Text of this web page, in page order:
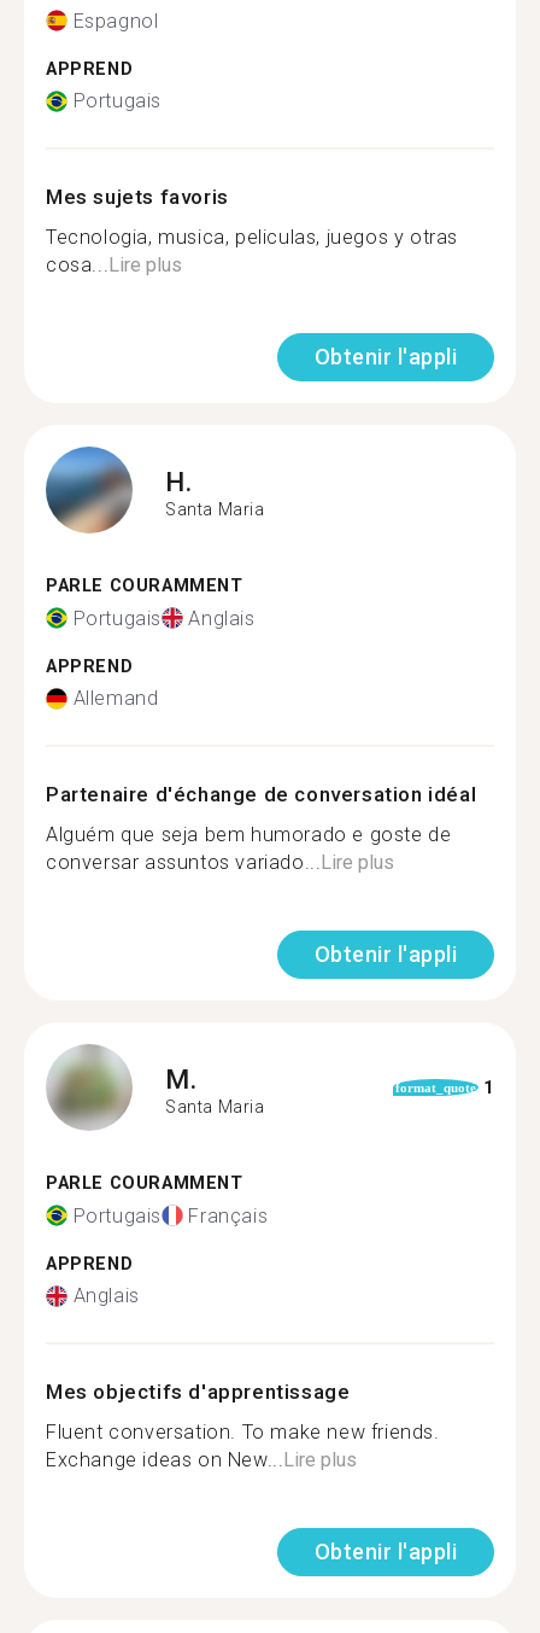
Espagnol
APPREND
Portugais
Mes sujets favoris
Tecnologia, musica, peliculas, juegos y otras
cosa...Lire plus
Obtenir l'appli
H.
Santa Maria
PARLE COURAMMENT
Portugais Anglais
APPREND
Allemand
Partenaire d'échange de conversation idéal
Alguém que seja bem humorado e goste de
conversar assuntos variado...Lire plus
Obtenir l'appli
M.
Santa Maria
format_quote 1
PARLE COURAMMENT
Portugais Français
APPREND
Anglais
Mes objectifs d'apprentissage
Fluent conversation. To make new friends.
Exchange ideas on New...Lire plus
Obtenir l'appli